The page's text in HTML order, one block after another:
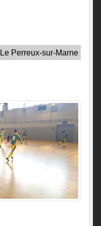
Le Perreux-sur-Marne